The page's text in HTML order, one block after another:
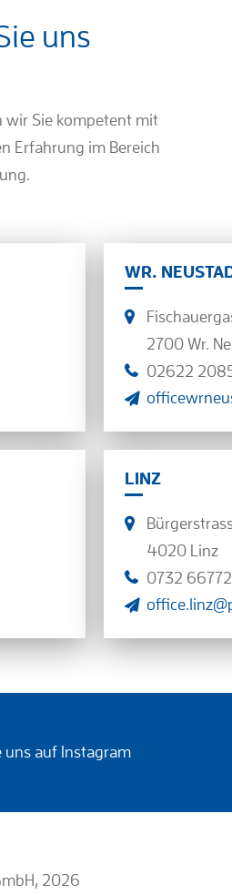
uns
wir Sie kompetent mit
Erfahrung im Bereich
WR.
2700 Wr.
02622
LINZ
4020 Linz
0732
uns auf Instagram
2026